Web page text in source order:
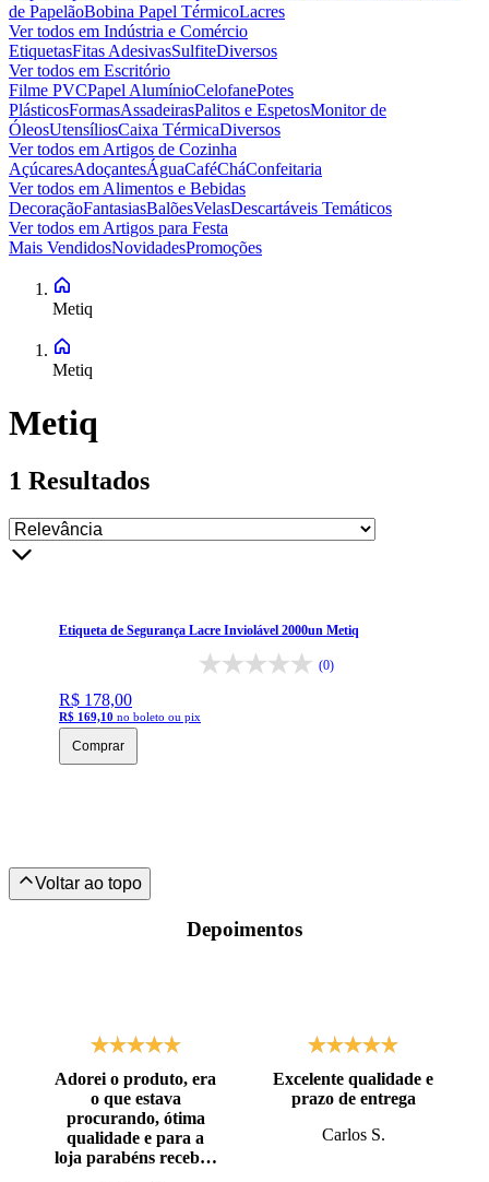
de PapelãoBobina Papel TérmicoLacres
Ver todos em Indústria e Comércio
EtiquetasFitas AdesivasSulfiteDiversos
Ver todos em Escritório
Filme PVCPapel AlumínioCelofanePotes
PlásticosFormasAssadeirasPalitos e EspetosMonitor de
ÓleosUtensíliosCaixa TérmicaDiversos
Ver todos em Artigos de Cozinha
AçúcaresAdoçantesÁguaCaféCháConfeitaria
Ver todos em Alimentos e Bebidas
DecoraçãoFantasiasBalõesVelasDescartáveis Temáticos
Ver todos em Artigos para Festa
Mais VendidosNovidadesPromoções
Metiq
Metiq
Metiq
1 Resultados
Etiqueta de Segurança Lacre Inviolável 2000un Metiq
(0)
R$ 178,00
R$ 169,10 no boleto ou pix
Comprar
Depoimentos
Adorei o produto, era
o que estava
procurando, ótima
qualidade e para a
loja parabéns recebi o
Excelente qualidade e
prazo de entrega
Carlos S.